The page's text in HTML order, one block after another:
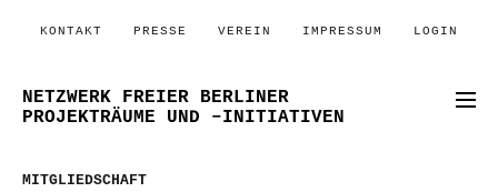
KONTAKT PRESSE VEREIN IMPRESSUM LOGIN
NETZWERK FREIER BERLINER
PROJEKTRÄUME UND –INITIATIVEN
MITGLIEDSCHAFT